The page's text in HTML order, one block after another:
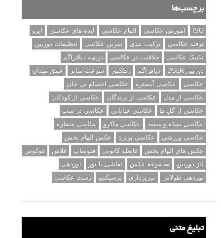
برچسب‌ها
ISO آموزش عکاسی الهام عکاسی ایده های عکاسی
ایزو
ترفند عکاسی
ترکیب بندی تمرین عکاسی
تنظیمات دوربین
تکنیک عکاسی
خلاقیت در عکاسی
دریچه دیافراگم
دوربین DSLR
دیافراگم رفلکتور سرعت شاتر
عمق میدان
عکاسی
عکاسی آبستره
عکاسی اجسام بی جان
عکاسی از مدل
عکاسی از پرندگان
عکاسی از کودکان
عکاسی از گل ها
عکاسی خیابانی
عکاسی در شب
عکاسی سیاه و سفید
عکاسی ماکرو
عکاسی منظره
عکاسی ورزشی
عکاسی پرتره
عکس الهام بخش
عکس های الهام بخش
فاصله کانونی فتوشاپ فلاش
فوکوس
لنز دوربین
مجموعه عکس نقاشی با نور
نوردهی
نوردهی طولانی
نورپردازی پرسپکتیو ژست عکاسی
تبلیغ متنی